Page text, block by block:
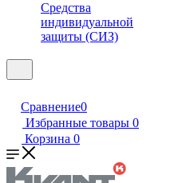
Средства
индивидуальной
защиты (СИЗ)
Сравнение0
Избранные товары 0
Корзина 0